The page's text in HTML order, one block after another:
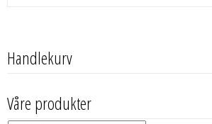
Handlekurv
Våre produkter